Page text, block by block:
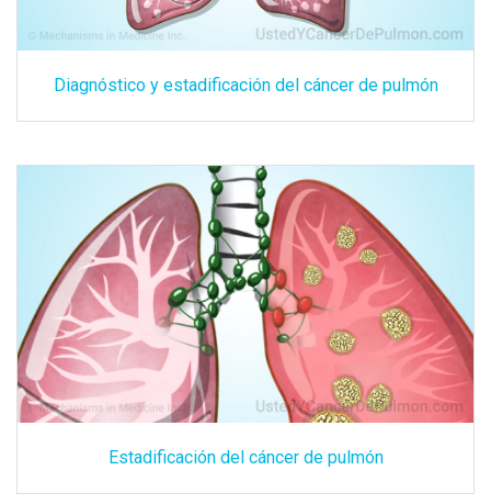
Diagnóstico y estadificación del cáncer de pulmón
Estadificación del cáncer de pulmón